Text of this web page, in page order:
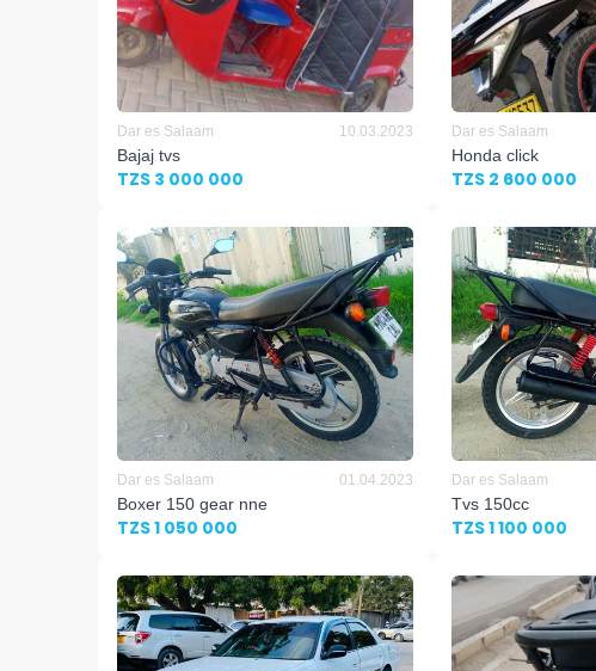
Dar es Salaam 10.03.2023
Bajaj tvs
TZS 3 000 000
Dar es Salaam
Honda click
TZS 2 600 000
Dar es Salaam 01.04.2023
Boxer 150 gear nne
TZS 1 050 000
Dar es Salaam
Tvs 150cc
TZS 1 100 000